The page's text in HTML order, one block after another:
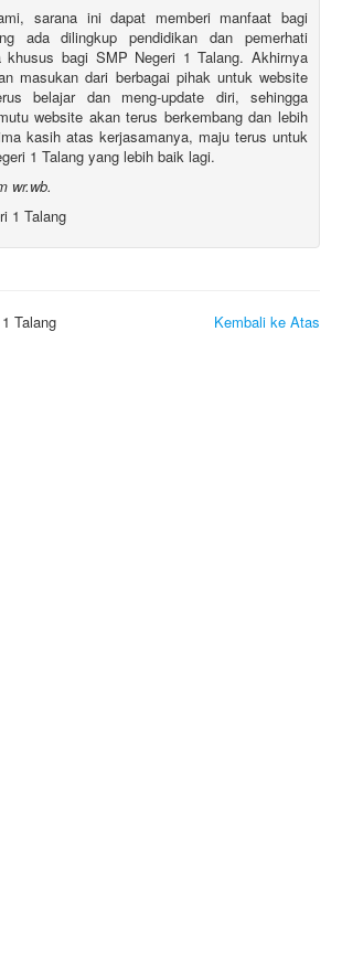
sarana ini dapat memberi manfaat bagi
ada dilingkup pendidikan dan pemerhati
khusus bagi SMP Negeri 1 Talang. Akhirnya
masukan dari berbagai pihak untuk website
belajar dan meng-update diri, sehingga
website akan terus berkembang dan lebih
kasih atas kerjasamanya, maju terus untuk
1 Talang yang lebih baik lagi.
wr.wb.
1 Talang
Kembali ke Atas
Talang